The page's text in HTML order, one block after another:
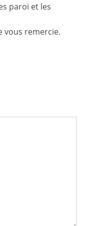
paroi et les
vous remercie.